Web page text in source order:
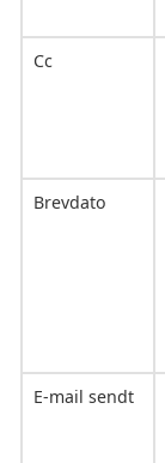
Cc
Brevdato
E-mail sendt